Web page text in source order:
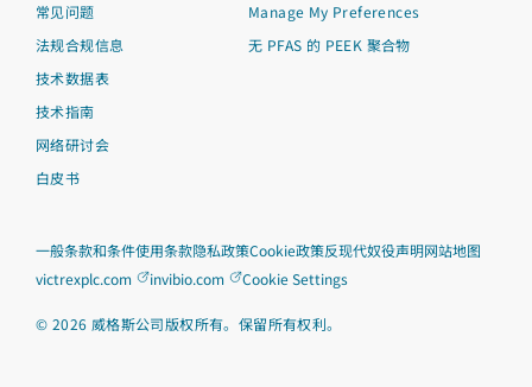
常见问题
法规合规信息
技术数据表
技术指南
网络研讨会
白皮书
Manage My Preferences
无 PFAS 的 PEEK 聚合物
一般条款和条件使用条款隐私政策Cookie政策反现代奴役声明网站地图
victrexplc.com
invibio.com Cookie Settings
© 2026 威格斯公司版权所有。保留所有权利。